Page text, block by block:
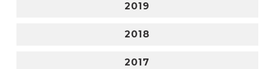
2019
2018
2017